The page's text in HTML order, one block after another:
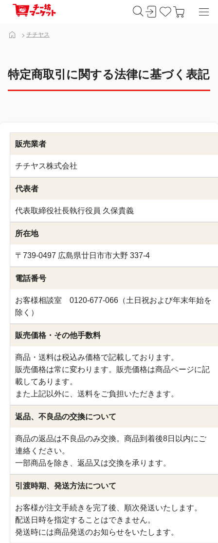
チチヤス
特定商取引に関する法律に基づく表記
販売業者
チチヤス株式会社
代表者
代表取締役社長執行役員 久保貴義
所在地
〒739-0497 広島県廿日市市大野 337-4
電話番号
お客様相談室 0120-677-066（土日祝および年末年始を
除く）
販売価格・その他手数料
商品・送料は税込み価格で記載しております。
販売価格は常に変わります。販売価格は商品ページに記
載してあります。
また上記以外に、送料をご負担いただきます。
返品、不良品の交換について
商品の返品は不良品のみ交換。商品到着後8日以内にご
連絡ください。
一部商品を除き、返品又は交換を承ります。
引渡時期、発送方法について
お客様が注文手続きを完了後、順次発送いたします。
配送日時を指定することはできません。
発送時には商品発送のお知らせをいたします。